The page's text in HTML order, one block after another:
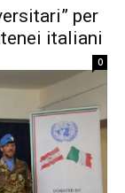
per
italiani
0